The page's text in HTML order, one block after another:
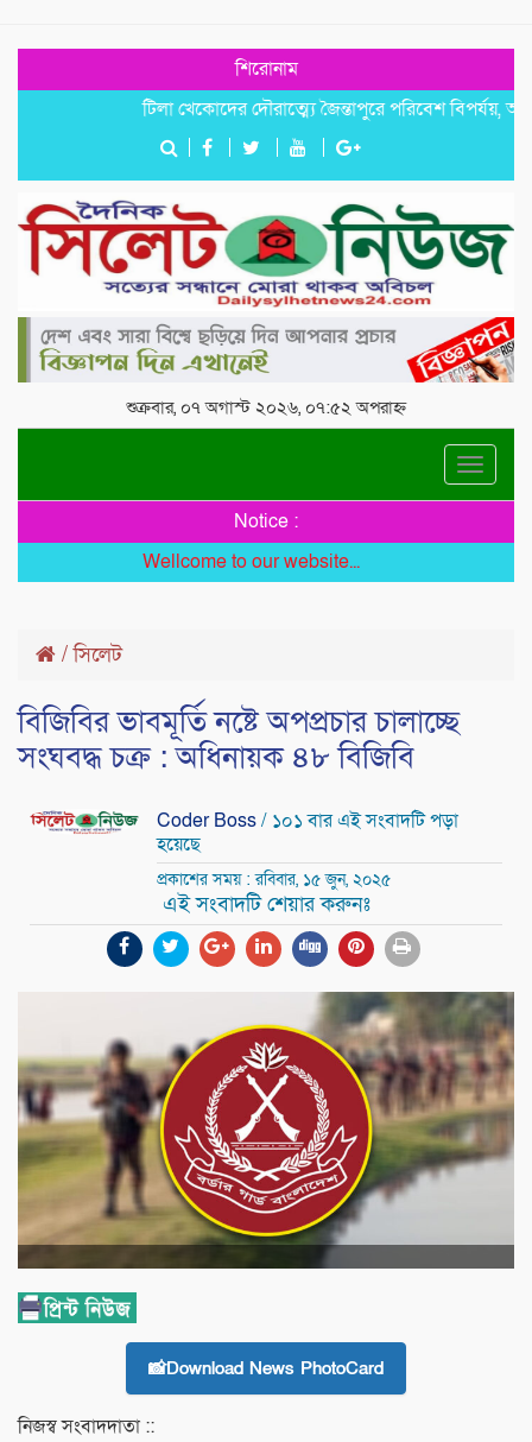
শিরোনাম
টিলা খেকোদের দৌরাত্ম্যে জৈন্তাপুরে পরিবেশ বিপর্যয়, আতঙ্কে
শুক্রবার, ০৭ অগাস্ট ২০২৬, ০৭:৫২ অপরাহ্ন
Toggle
Notice :
Wellcome to our website...
/সিলেট
বিজিবির ভাবমূর্তি নষ্টে অপপ্রচার চালাচ্ছে
সংঘবদ্ধ চক্র : অধিনায়ক ৪৮ বিজিবি
Coder Boss/ ১০১ বার এই সংবাদটি পড়া
হয়েছে
প্রকাশের সময় : রবিবার, ১৫ জুন, ২০২৫
এই সংবাদটি শেয়ার করুনঃ
📸Download News PhotoCard
নিজস্ব সংবাদদাতা ::